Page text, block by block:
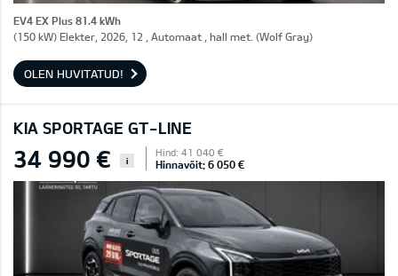
EV4 EX Plus 81.4 kWh
(150 kW) Elekter, 2026, 12 , Automaat , hall met. (Wolf Gray)
OLEN HUVITATUD!
KIA SPORTAGE GT-LINE
34 990 € i
Hind: 41 040 €
Hinnavõit: 6 050 €